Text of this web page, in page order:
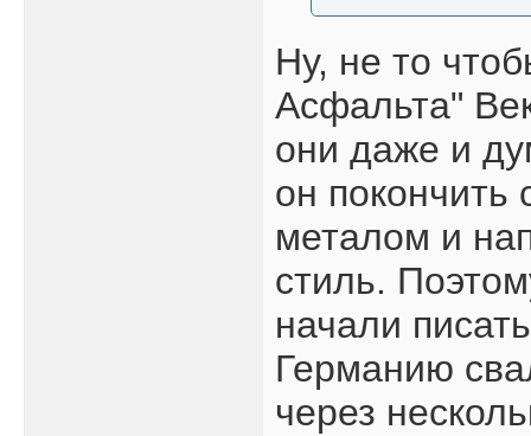
Ну, не то
Асфальта"
они даже и
он
металом и
стиль.
начали
Германию
через